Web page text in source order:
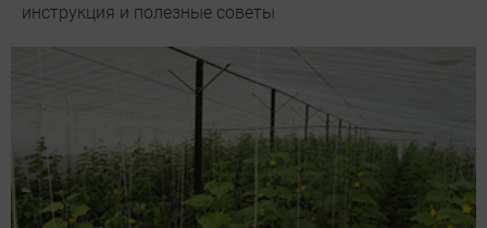
инструкция и полезные советы